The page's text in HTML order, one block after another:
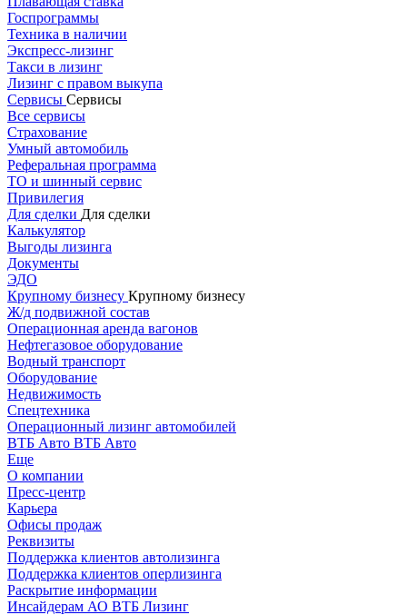
Госпрограммы
Техника в наличии
Экспресс-лизинг
Такси в лизинг
Лизинг с правом выкупа
Сервисы Сервисы
Все сервисы
Страхование
Умный автомобиль
Реферальная программа
ТО и шинный сервис
Привилегия
Для сделки Для сделки
Калькулятор
Выгоды лизинга
Документы
ЭДО
Крупному бизнесу Крупному бизнесу
Ж/д подвижной состав
Операционная аренда вагонов
Нефтегазовое оборудование
Водный транспорт
Оборудование
Недвижимость
Спецтехника
Операционный лизинг автомобилей
ВТБ Авто ВТБ Авто
Еще
О компании
Пресс-центр
Карьера
Офисы продаж
Реквизиты
Поддержка клиентов автолизинга
Поддержка клиентов оперлизинга
Раскрытие информации
Инсайдерам АО ВТБ Лизинг